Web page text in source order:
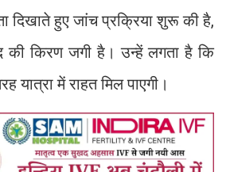
दिखाते हुए जांच प्रक्रिया शुरू की है,
की किरण जगी है। उन्हें लगता है कि
यात्रा में राहत मिल पाएगी।